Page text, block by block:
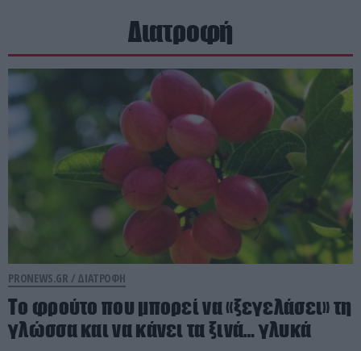
Διατροφή
PRONEWS.GR / ΔΙΑΤΡΟΦΗ
Το φρούτο που μπορεί να «ξεγελάσει» τη
γλώσσα και να κάνει τα ξινά… γλυκά